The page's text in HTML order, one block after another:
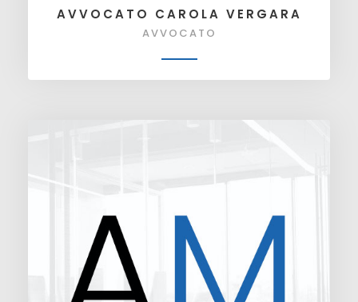
AVVOCATO CAROLA VERGARA
AVVOCATO